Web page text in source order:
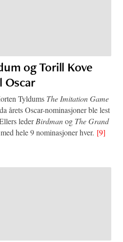
og Torill Kove
Oscar
Tyldums The Imitation Game
årets Oscar-nominasjoner ble lest
lederBirdmanog The Grand
hele 9 nominasjoner hver. [9]